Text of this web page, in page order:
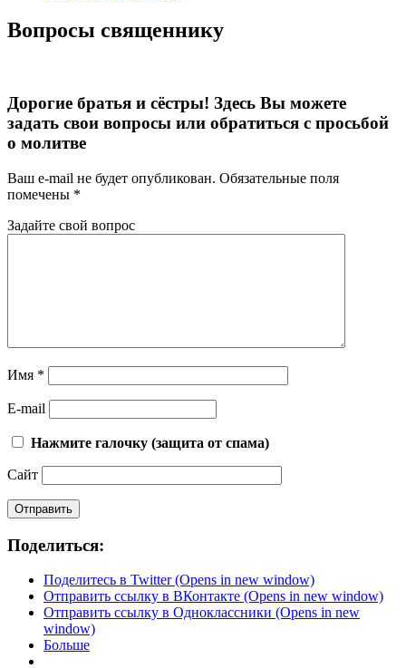
Вопросы священнику
Дорогие братья и сёстры! Здесь Вы можете
задать свои вопросы или обратиться с просьбой
о молитве
Ваш e-mail не будет опубликован. Обязательные поля
помечены *
Задайте свой вопрос
Имя *
E-mail
Нажмите галочку (защита от спама)
Сайт
Поделиться:
Поделитесь в Twitter (Opens in new window)
Отправить ссылку в ВКонтакте (Opens in new window)
Отправить ссылку в Одноклассники (Opens in new
window)
Больше